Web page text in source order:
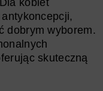
Dla kobiet
dobrym wyborem.
skuteczną